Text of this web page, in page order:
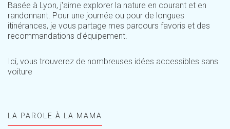
Basée à Lyon, j'aime explorer la nature en courant et en
randonnant. Pour une journée ou pour de longues
itinérances, je vous partage mes parcours favoris et des
recommandations d'équipement.
Ici, vous trouverez de nombreuses idées accessibles sans
voiture
LA PAROLE À LA MAMA